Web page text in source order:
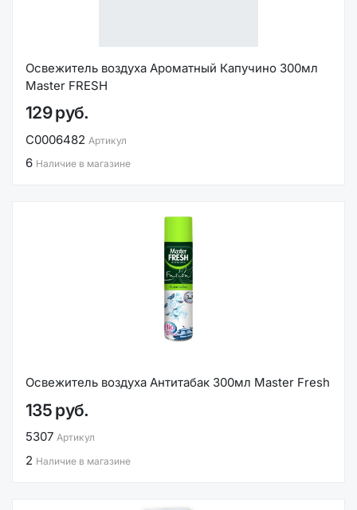
Освежитель воздуха Ароматный Капучино 300мл
Master FRESH
129 руб.
С0006482 Артикул
6 Наличие в магазине
Освежитель воздуха Антитабак 300мл Master Fresh
135 руб.
5307 Артикул
2 Наличие в магазине